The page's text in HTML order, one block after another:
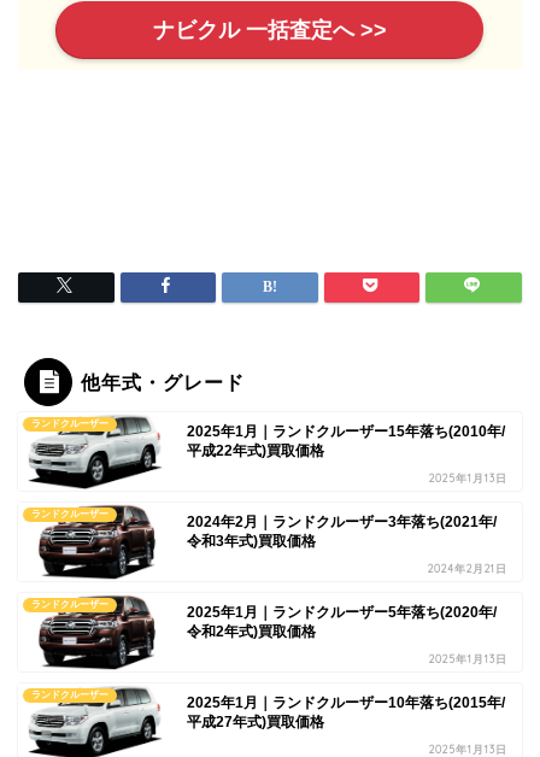
ナビクル 一括査定へ >>
他年式・グレード
ランドクルーザー
2025年1月｜ランドクルーザー15年落ち(2010年/
平成22年式)買取価格
2025年1月13日
ランドクルーザー
2024年2月｜ランドクルーザー3年落ち(2021年/
令和3年式)買取価格
2024年2月21日
ランドクルーザー
2025年1月｜ランドクルーザー5年落ち(2020年/
令和2年式)買取価格
2025年1月13日
ランドクルーザー
2025年1月｜ランドクルーザー10年落ち(2015年/
平成27年式)買取価格
2025年1月13日